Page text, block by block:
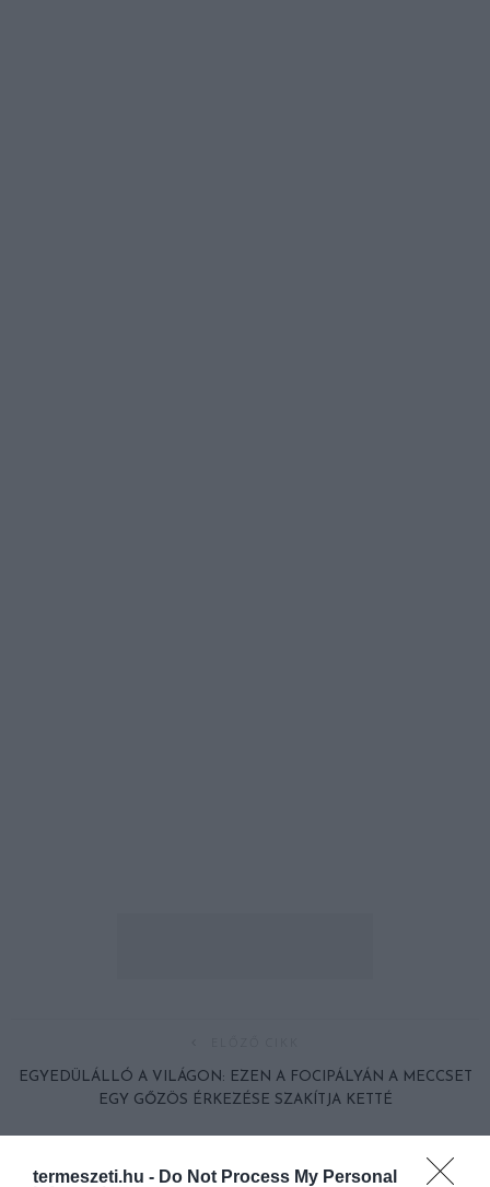
termeszeti.hu - Do Not Process My Personal
EGYEDÜLÁLLÓ A VILÁGON: EZEN A FOCIPÁLYÁN A MECCSET
EGY GŐZÖS ÉRKEZÉSE SZAKÍTJA KETTÉ